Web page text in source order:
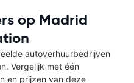
op Madrid
autoverhuurbedrijven
Vergelijk met één
en prijzen van deze